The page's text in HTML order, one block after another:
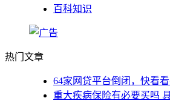
百科知识
热门文章
64家网贷平台倒闭，快看
重大疾病保险有必要买吗